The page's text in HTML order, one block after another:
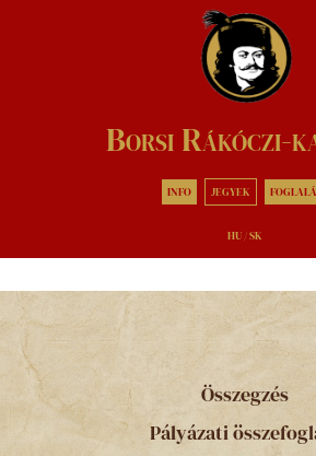
Borsi Rákóczi-
INFO JEGYEK
HU /SK
Összegzés
Pályázati